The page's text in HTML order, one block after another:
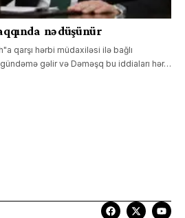
nə düşünür
qarşı hərbi müdaxiləsi ilə bağlı
gəlir və Dəməşq bu iddiaları hər…